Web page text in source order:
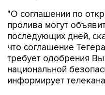
"О соглашении по
пролива могут
последующих дней,
что соглашение
требует одобрения
национальной
информирует